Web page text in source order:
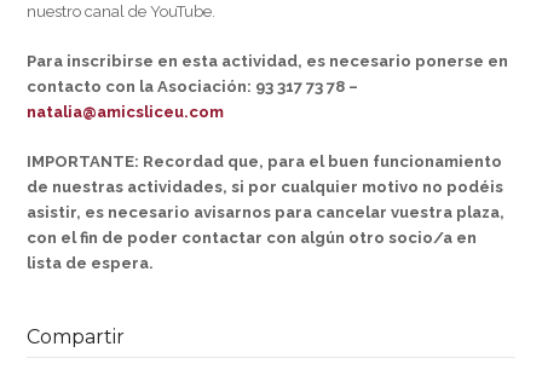
nuestro canal de YouTube.
Para inscribirse en esta actividad, es necesario ponerse en
contacto con la Asociación: 93 317 73 78 –
natalia@amicsliceu.com
IMPORTANTE: Recordad que, para el buen funcionamiento
de nuestras actividades, si por cualquier motivo no podéis
asistir, es necesario avisarnos para cancelar vuestra plaza,
con el fin de poder contactar con algún otro socio/a en
lista de espera.
Compartir